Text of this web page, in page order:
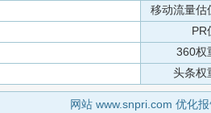
移动流量估
PR
360权
头条权
网站 www.snpri.com 优化